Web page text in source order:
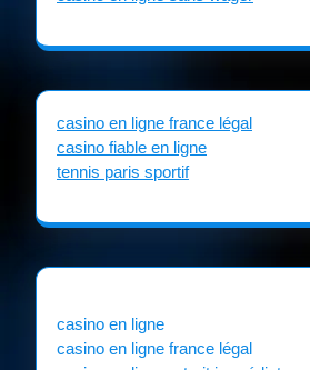
casino en ligne france légal
casino fiable en ligne
tennis paris sportif
casino en ligne
casino en ligne france légal